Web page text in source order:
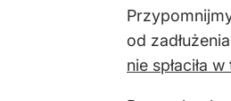
od
nie spłaciła